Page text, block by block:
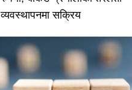
व्यवस्थापनमा सक्रिय